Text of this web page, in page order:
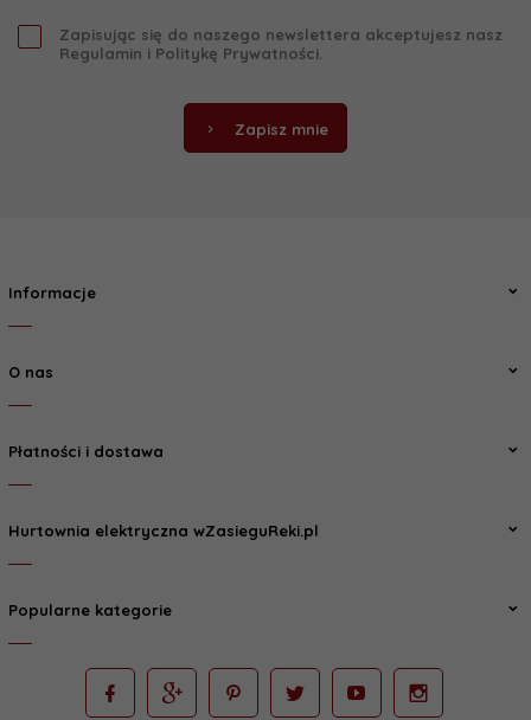
Zapisując się do naszego newslettera akceptujesz nasz
Regulamin i Politykę Prywatności.
Zapisz mnie
Informacje
O nas
Płatności i dostawa
Hurtownia elektryczna wZasieguReki.pl
Popularne kategorie